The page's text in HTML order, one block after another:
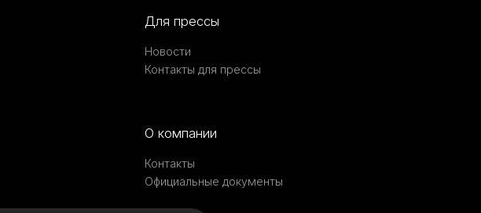
Для прессы
Новости
Контакты для прессы
О компании
Контакты
Официальные документы